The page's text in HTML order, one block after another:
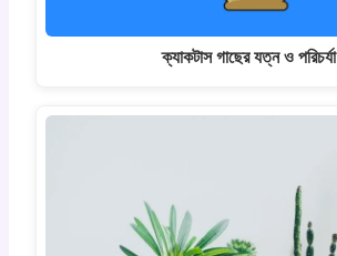
ক্যাকটাস গাছের যত্ন ও পরিচর্যা